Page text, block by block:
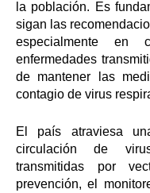
la población. Es
sigan las
especialmente
enfermedades
de mantener las
contagio de virus
El país atraviesa
circulación de
transmitidas por
prevención, el